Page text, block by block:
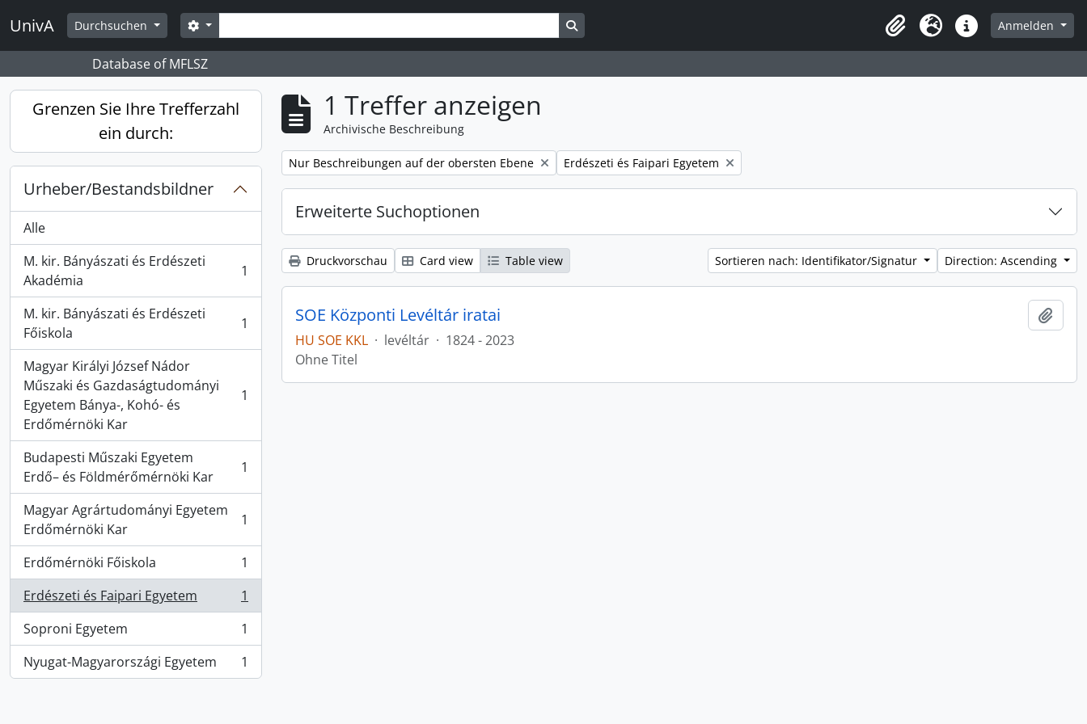
Skip to main content
UnivA Durchsuchen SucheSearch options Search in browse page
Zwischenablage
SpracheDirekter LinkAnmelden
Database of MFLSZ
Grenzen Sie Ihre Trefferzahl
ein durch:
Urheber/Bestandsbildner
Alle
M. kir. Bányászati és Erdészeti
Akadémia
, 1 Ergebnisse 1
M. kir. Bányászati és Erdészeti
Főiskola
, 1 Ergebnisse 1
Magyar Királyi József Nádor
Műszaki és Gazdaságtudományi
Egyetem Bánya-, Kohó- és
Erdőmérnöki Kar
, 1 Ergebnisse 1
Budapesti Műszaki Egyetem
Erdő– és Földmérőmérnöki Kar
, 1 Ergebnisse 1
Magyar Agrártudományi Egyetem
Erdőmérnöki Kar
, 1 Ergebnisse 1
Erdőmérnöki Főiskola
, 1 Ergebnisse
1
Erdészeti és Faipari Egyetem
, 1 Ergebnisse
1
Soproni Egyetem
, 1 Ergebnisse
1
Nyugat-Magyarországi Egyetem
, 1 Ergebnisse 1
1 Treffer anzeigen
Archivische Beschreibung
Remove filter:
Nur Beschreibungen auf der obersten Ebene Remove filter:
Erdészeti és Faipari Egyetem
Erweiterte Suchoptionen
Druckvorschau Card view Table view Sortieren nach: Identifikator/Signatur Direction: Ascending
SOE Központi Levéltár iratai
HU SOE KKL · levéltár · 1824 - 2023
Ohne Titel